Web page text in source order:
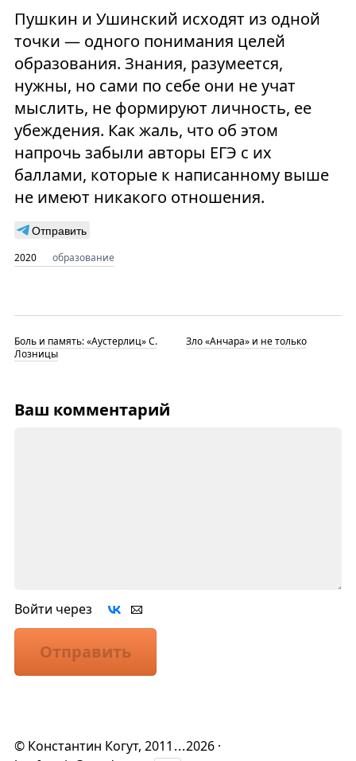
Пушкин и Ушинский исходят из одной
точки — одного понимания целей
образования. Знания, разумеется,
нужны, но сами по себе они не учат
мыслить, не формируют личность, ее
убеждения. Как жаль, что об этом
напрочь забыли авторы ЕГЭ с их
баллами, которые к написанному выше
не имеют никакого отношения.
Отправить
2020 образование
Боль и память: «Аустерлиц» С.
Лозницы
Зло «Анчара» и не только
Ваш комментарий
Войти через
Отправить
© Константин Когут, 2011 ...2026 ·